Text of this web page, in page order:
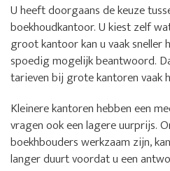
U heeft doorgaans de keuze
boekhoudkantoor. U kiest zelf
groot kantoor kan u vaak sneller
spoedig mogelijk beantwoord.
tarieven bij grote kantoren vaak
Kleinere kantoren hebben een
vragen ook een lagere uurprijs.
boekhbouders werkzaam zijn,
langer duurt voordat u een